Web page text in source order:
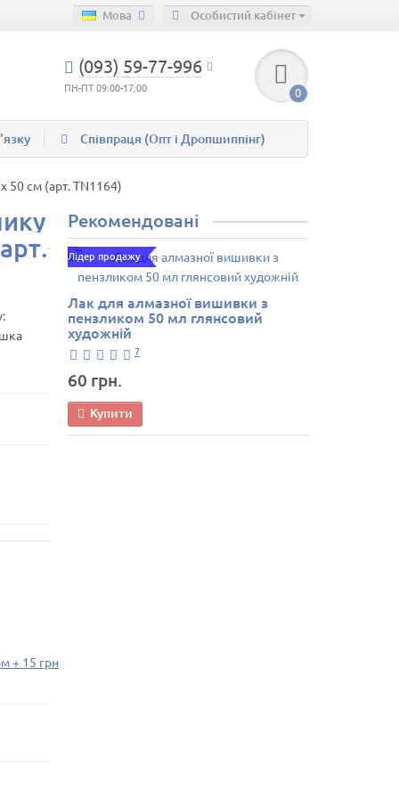
Особистий кабінет
Мова
(093) 59-77-996
ПН-ПТ 09:00-17:00 0
Співпраця (Опт і Дропшиппінг)
50 см (арт. TN1164)
+ 15 грн
Рекомендовані
Лідер продажу
Лак для алмазної вишивки з
пензликом 50 мл глянсовий
художній
7
60 грн.
Купити